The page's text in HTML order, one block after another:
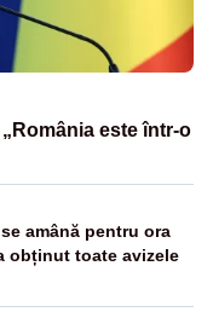
este într-o
amână pentru ora
obținut toate avizele